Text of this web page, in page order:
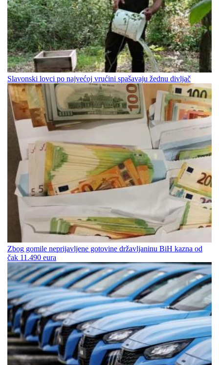
Slavonski lovci po najvećoj vrućini spašavaju žednu divljač
Zbog gomile neprijavljene gotovine državljaninu BiH kazna od
čak 11.490 eura